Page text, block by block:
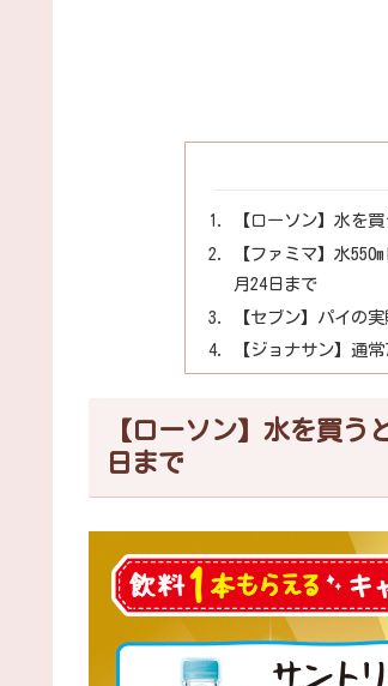
【ローソン】水を
【ファミマ】水
月24日まで
【セブン】パイの
【ジョナサン】通
【ローソン】水を買
日まで